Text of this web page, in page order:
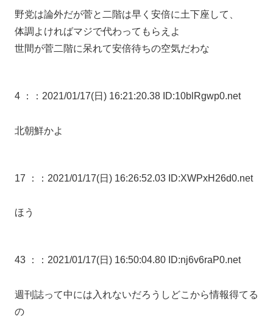
野党は論外だが菅と二階は早く安倍に土下座して、
体調よければマジで代わってもらえよ
世間が菅二階に呆れて安倍待ちの空気だわな
4 ： ：2021/01/17(日) 16:21:20.38 ID:10blRgwp0.net
北朝鮮かよ
17 ： ：2021/01/17(日) 16:26:52.03 ID:XWPxH26d0.net
ほう
43 ： ：2021/01/17(日) 16:50:04.80 ID:nj6v6raP0.net
週刊誌って中には入れないだろうしどこから情報得てる
の